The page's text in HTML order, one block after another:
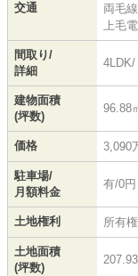
交通
両毛線
上毛
間取り/
詳細
4LDK/
建物面積
(坪数)
96.88
価格 3,090
駐車場/
月額料金
有/0円
土地権利 所有権
土地面積
(坪数)